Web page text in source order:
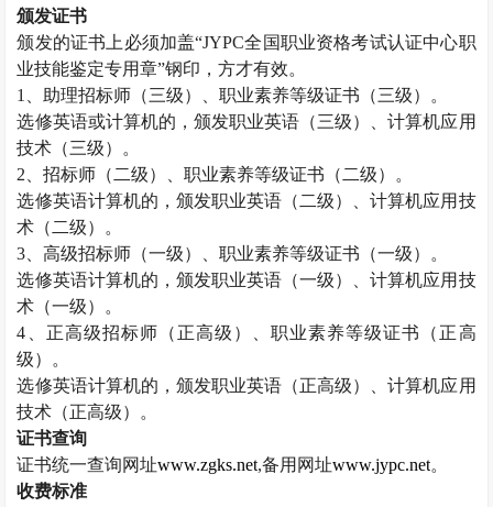
颁发证书
颁发的证书上必须加盖“JYPC全国职业资格考试认证中心职
业技能鉴定专用章”钢印，方才有效。
1
、助理招标师（三级）、职业素养等级证书（三级）。
选修英语或计算机的，颁发职业英语（三级）、计算机应用
技术（三级）。
2 、招标师（二级）、职业素养等级证书（二级）。
选修英语计算机的，颁发职业英语（二级）、计算机应用技
术（二级）。
3 、高级招标师（一级）、职业素养等级证书（一级）。
选修英语计算机的，颁发职业英语（一级）、计算机应用技
术（一级）。
4 、正高级招标师（正高级）、职业素养等级证书（正高
级）。
选修英语计算机的，颁发职业英语（正高级）、计算机应用
技术（正高级）。
证书查询
证书统一查询网址www.zgks.net,备用网址www.jypc.net。
收费标准